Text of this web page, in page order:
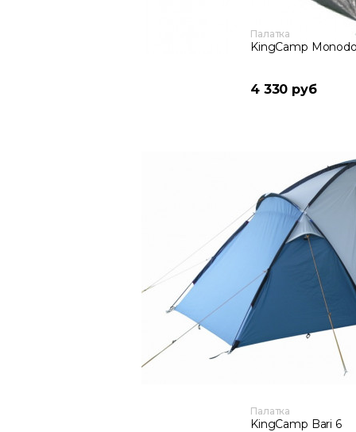
Палатка
KingCamp
4 330 руб
Палатка
KingCamp Bari 6